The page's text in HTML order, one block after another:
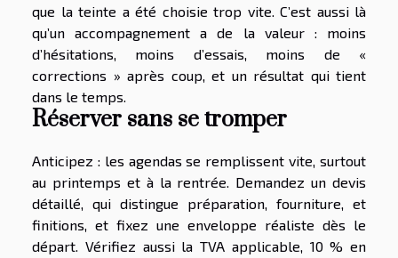
que la teinte a été choisie trop vite. C’est aussi là
qu’un accompagnement a de la valeur : moins
d’hésitations, moins d’essais, moins de «
corrections » après coup, et un résultat qui tient
dans le temps.
Réserver sans se tromper
Anticipez : les agendas se remplissent vite, surtout
au printemps et à la rentrée. Demandez un devis
détaillé, qui distingue préparation, fourniture, et
finitions, et fixez une enveloppe réaliste dès le
départ. Vérifiez aussi la TVA applicable, 10 % en